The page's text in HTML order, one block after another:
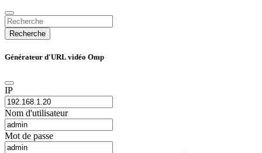
Recherche
Générateur d'URL vidéo Omp
IP
Nom d'utilisateur
Mot de passe